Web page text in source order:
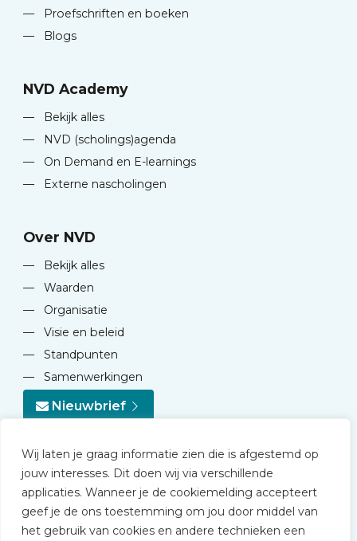
Wij laten je graag informatie zien die is afgestemd op
jouw interesses. Dit doen wij via verschillende
applicaties. Wanneer je de cookiemelding accepteert
geef je de ons toestemming om jou door middel van
het gebruik van cookies en andere technieken een
—
Proefschriften en boeken
—
Blogs
NVD Academy
—
Bekijk alles
—
NVD (scholings)agenda
—
On Demand en E-learnings
—
Externe nascholingen
Over NVD
—
Bekijk alles
—
Waarden
—
Organisatie
—
Visie en beleid
—
Standpunten
—
Samenwerkingen
Nieuwbrief
© 2026 NVD
Privacy statement